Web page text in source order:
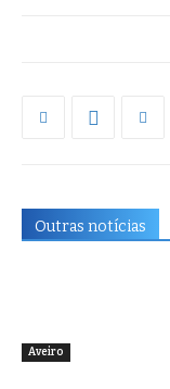
Outras notícias
Aveiro